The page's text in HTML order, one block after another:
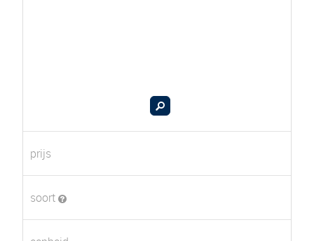
prijs
soort